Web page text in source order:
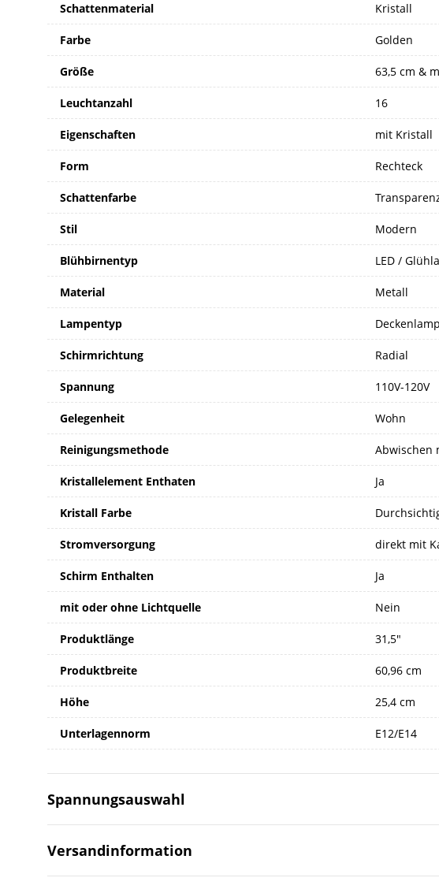
Schattenmaterial Kristall
Farbe Golden
Größe 63,5 cm &
Leuchtanzahl 16
Eigenschaften mit Kristall
Form Rechteck
Schattenfarbe
Stil Modern
Blühbirnentyp LED /
Material Metall
Lampentyp
Schirmrichtung Radial
Spannung 110V-120V
Gelegenheit Wohn
Reinigungsmethode Abwischen
Kristallelement Enthaten Ja
Kristall Farbe
Stromversorgung direkt mit
Schirm Enthalten Ja
mit oder ohne Lichtquelle Nein
Produktlänge 31,5"
Produktbreite 60,96 cm
Höhe 25,4 cm
Unterlagennorm E12/E14
Spannungsauswahl
Versandinformation